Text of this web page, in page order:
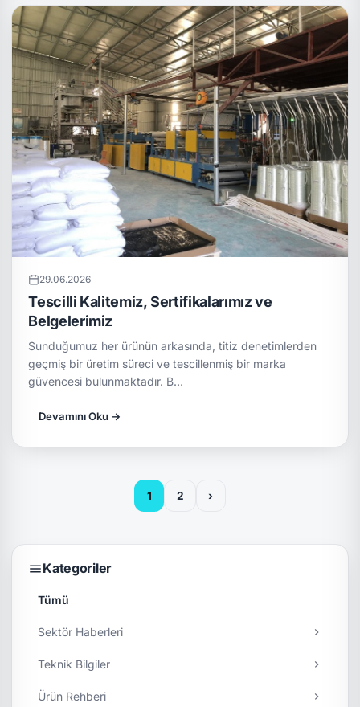
29.06.2026
Tescilli Kalitemiz, Sertifikalarımız ve
Belgelerimiz
Sunduğumuz her ürünün arkasında, titiz denetimlerden
geçmiş bir üretim süreci ve tescillenmiş bir marka
güvencesi bulunmaktadır. B…
Devamını Oku →
1 2 ›
Kategoriler
Tümü
Sektör Haberleri
Teknik Bilgiler
Ürün Rehberi